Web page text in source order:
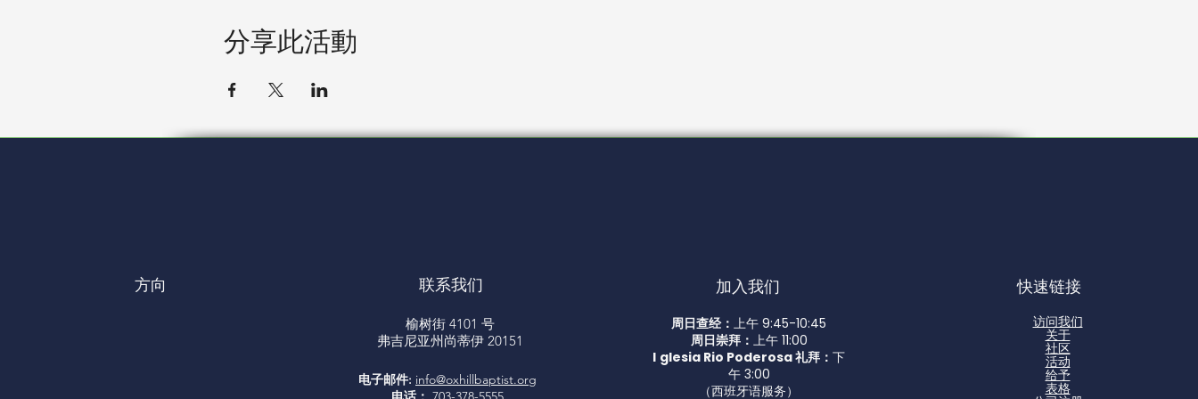
分享此活動
方向 联系我们
榆树街 4101 号
弗吉尼亚州尚蒂伊 20151
电子邮件: info@oxhillbaptist.org
加入我们
周日查经： 上午 9:45-10:45
周日崇拜： 上午 11:00
I glesia Rio Poderosa 礼拜： 下
午 3:00
（西班牙语服务）
快速链接
访问我们
关于
社区
活动
给予
表格